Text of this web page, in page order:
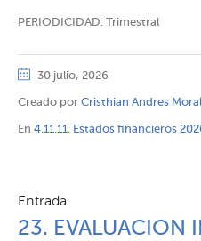
PERIODICIDAD: Trimestral
30 julio, 2026
Creado por Cristhian Andres
En 4.11.11. Estados financieros
Entrada
23. EVALUACION